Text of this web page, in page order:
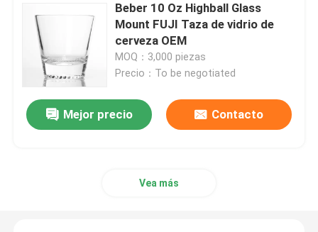
Beber 10 Oz Highball Glass
Mount FUJI Taza de vidrio de
cerveza OEM
MOQ：3,000 piezas
Precio：To be negotiated
Mejor precio Contacto
Vea más